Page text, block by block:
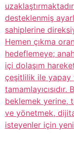
desteklenmiş
sahiplerine
Hemen çıkma
hedeflemeye;
içi dolaşım
çeşitlilik ile yapay
beklemek yerine,
ve yönetmek,
isteyenler için